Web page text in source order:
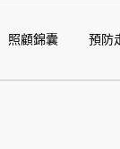
照顧錦囊 預防